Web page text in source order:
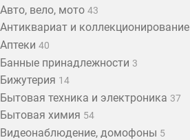
Авто, вело, мото 43
Антиквариат и коллекционирование
Аптеки 40
Банные принадлежности 3
Бижутерия 14
Бытовая техника и электроника 37
Бытовая химия 54
Видеонаблюдение, домофоны 5